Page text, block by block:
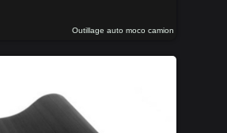
Outillage auto moco camion